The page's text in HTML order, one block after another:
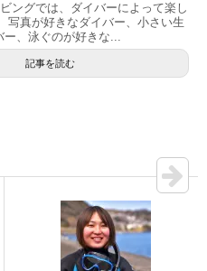
ングでは、ダイバーによって楽し
写真が好きなダイバー、小さい生
ー、泳ぐのが好きな...
記事を読む